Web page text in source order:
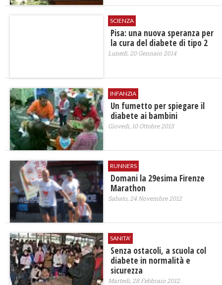
SCIENZA
Pisa: una nuova speranza per
la cura del diabete di tipo 2
Lunedì, 20 Gennaio 2014
INFANZIA
Un fumetto per spiegare il
diabete ai bambini
Giovedì, 10 Ottobre 2013
RUNNERS
Domani la 29esima Firenze
Marathon
Sabato, 24 Novembre 2012
SANITA'
Senza ostacoli, a scuola col
diabete in normalità e
sicurezza
Martedì, 28 Febbraio 2012